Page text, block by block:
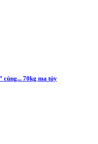
cùng... 70kg ma túy